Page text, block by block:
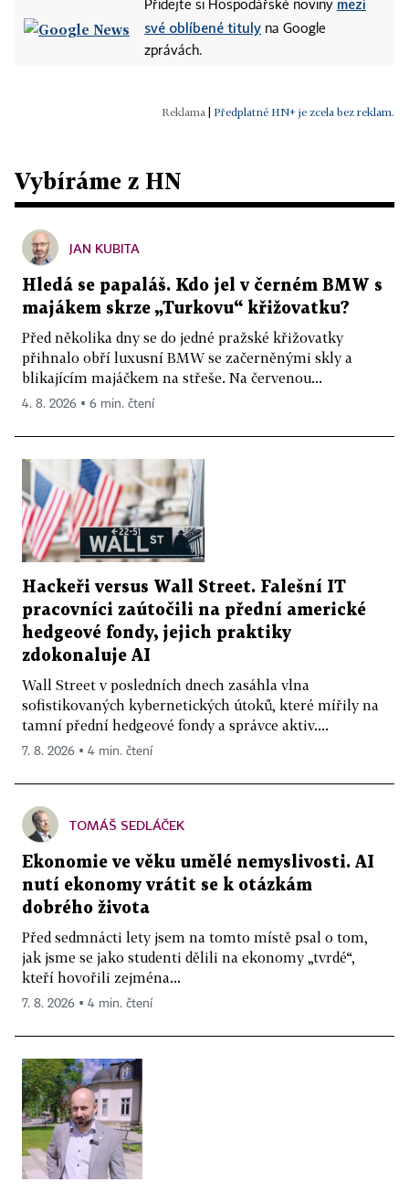
Přidejte si Hospodářské noviny mezi
své oblíbené tituly na Google
zprávách.
Předplatné HN+ je zcela bez reklam.
Vybíráme z HN
JAN KUBITA
Hledá se papaláš. Kdo jel v černém BMW s
majákem skrze „Turkovu“ křižovatku?
Před několika dny se do jedné pražské křižovatky
přihnalo obří luxusní BMW se začerněnými skly a
blikajícím majáčkem na střeše. Na červenou...
4. 8. 2026 ▪ 6 min. čtení
Hackeři versus Wall Street. Falešní IT
pracovníci zaútočili na přední americké
hedgeové fondy, jejich praktiky
zdokonaluje AI
Wall Street v posledních dnech zasáhla vlna
sofistikovaných kybernetických útoků, které mířily na
tamní přední hedgeové fondy a správce aktiv....
7. 8. 2026 ▪ 4 min. čtení
TOMÁŠ SEDLÁČEK
Ekonomie ve věku umělé nemyslivosti. AI
nutí ekonomy vrátit se k otázkám
dobrého života
Před sedmnácti lety jsem na tomto místě psal o tom,
jak jsme se jako studenti dělili na ekonomy „tvrdé“,
kteří hovořili zejména...
7. 8. 2026 ▪ 4 min. čtení